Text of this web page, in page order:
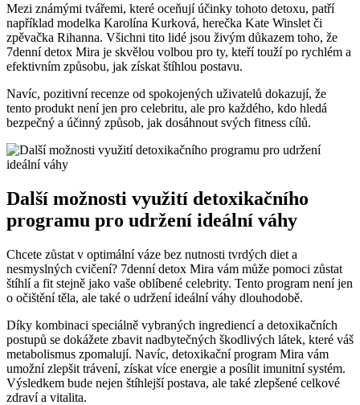
Mezi známými tvářemi, které oceňují účinky tohoto detoxu, patří
například modelka Karolína Kurková, herečka Kate Winslet či
zpěvačka Rihanna. Všichni tito lidé jsou živým důkazem toho, že
7denní detox Mira je skvělou volbou pro ty, kteří touží po rychlém a
efektivním způsobu, jak získat štíhlou postavu.
Navíc, pozitivní recenze od spokojených uživatelů dokazují, že
tento produkt není jen pro celebritu, ale pro každého, kdo hledá
bezpečný a účinný způsob, jak dosáhnout svých fitness cílů.
Další možnosti využití detoxikačního
programu pro udržení ideální váhy
Chcete zůstat v optimální váze bez nutnosti tvrdých diet a
nesmyslných cvičení? 7denní detox Mira vám může pomoci zůstat
štíhlí a fit stejně jako vaše oblíbené celebrity. Tento program není jen
o očištění těla, ale také o udržení ideální váhy dlouhodobě.
Díky kombinaci speciálně vybraných ingrediencí a detoxikačních
postupů se dokážete zbavit nadbytečných škodlivých látek, které váš
metabolismus zpomalují. Navíc, detoxikační program Mira vám
umožní zlepšit trávení, získat více energie a posílit imunitní systém.
Výsledkem bude nejen štíhlejší postava, ale také zlepšené celkové
zdraví a vitalita.